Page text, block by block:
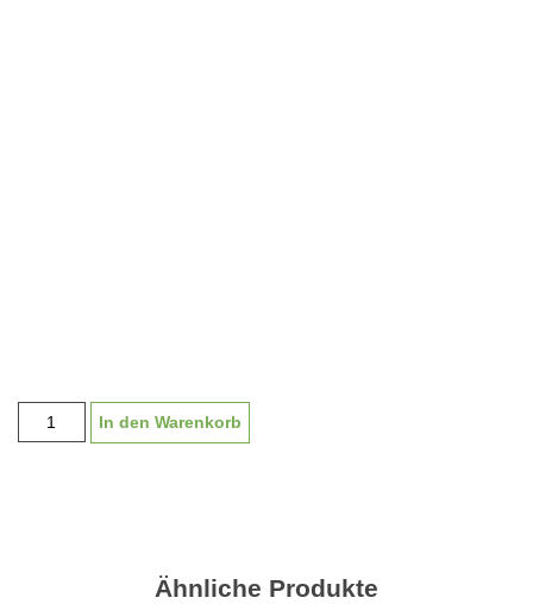
Pokal
Serie
In den Warenkorb
Ähnliche Produkte